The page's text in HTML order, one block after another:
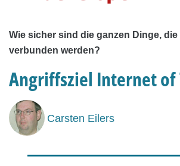
Wie sicher sind die ganzen Dinge,
verbunden werden?
Angriffsziel Internet of
Carsten Eilers